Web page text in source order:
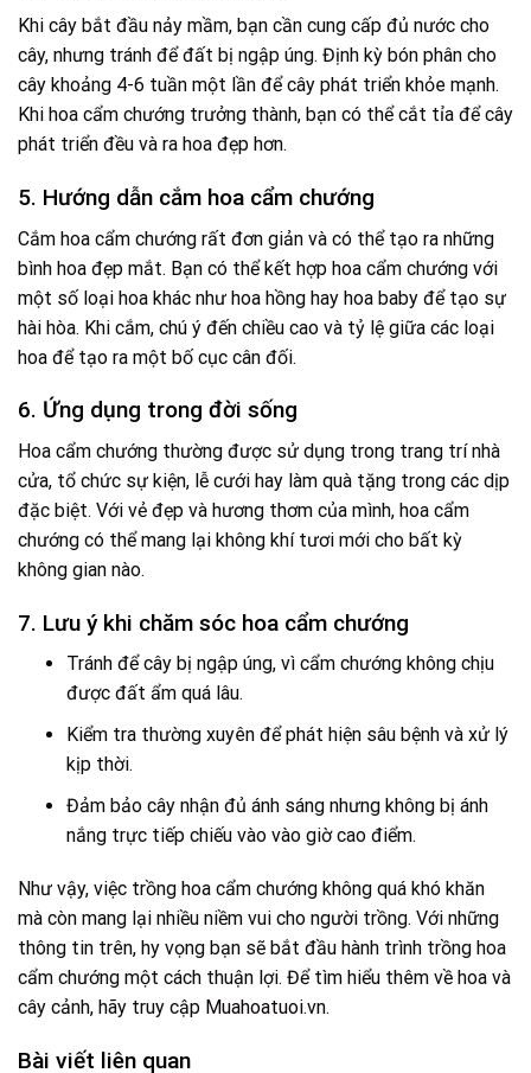
Khi cây bắt đầu nảy mầm, bạn cần cung cấp đủ nước cho
cây, nhưng tránh để đất bị ngập úng. Định kỳ bón phân cho
cây khoảng 4-6 tuần một lần để cây phát triển khỏe mạnh.
Khi hoa cẩm chướng trưởng thành, bạn có thể cắt tỉa để cây
phát triển đều và ra hoa đẹp hơn.
5. Hướng dẫn cắm hoa cẩm chướng
Cắm hoa cẩm chướng rất đơn giản và có thể tạo ra những
bình hoa đẹp mắt. Bạn có thể kết hợp hoa cẩm chướng với
một số loại hoa khác như hoa hồng hay hoa baby để tạo sự
hài hòa. Khi cắm, chú ý đến chiều cao và tỷ lệ giữa các loại
hoa để tạo ra một bố cục cân đối.
6. Ứng dụng trong đời sống
Hoa cẩm chướng thường được sử dụng trong trang trí nhà
cửa, tổ chức sự kiện, lễ cưới hay làm quà tặng trong các dịp
đặc biệt. Với vẻ đẹp và hương thơm của mình, hoa cẩm
chướng có thể mang lại không khí tươi mới cho bất kỳ
không gian nào.
7. Lưu ý khi chăm sóc hoa cẩm chướng
Tránh để cây bị ngập úng, vì cẩm chướng không chịu
được đất ẩm quá lâu.
Kiểm tra thường xuyên để phát hiện sâu bệnh và xử lý
kịp thời.
Đảm bảo cây nhận đủ ánh sáng nhưng không bị ánh
nắng trực tiếp chiếu vào vào giờ cao điểm.
Như vậy, việc trồng hoa cẩm chướng không quá khó khăn
mà còn mang lại nhiều niềm vui cho người trồng. Với những
thông tin trên, hy vọng bạn sẽ bắt đầu hành trình trồng hoa
cẩm chướng một cách thuận lợi. Để tìm hiểu thêm về hoa và
cây cảnh, hãy truy cập Muahoatuoi.vn.
Bài viết liên quan